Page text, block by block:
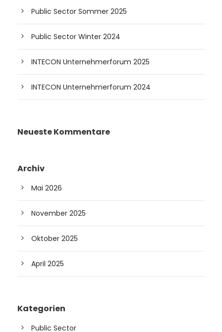
Public Sector Sommer 2025
Public Sector Winter 2024
INTECON Unternehmerforum 2025
INTECON Unternehmerforum 2024
Neueste Kommentare
Archiv
Mai 2026
November 2025
Oktober 2025
April 2025
Kategorien
Public Sector